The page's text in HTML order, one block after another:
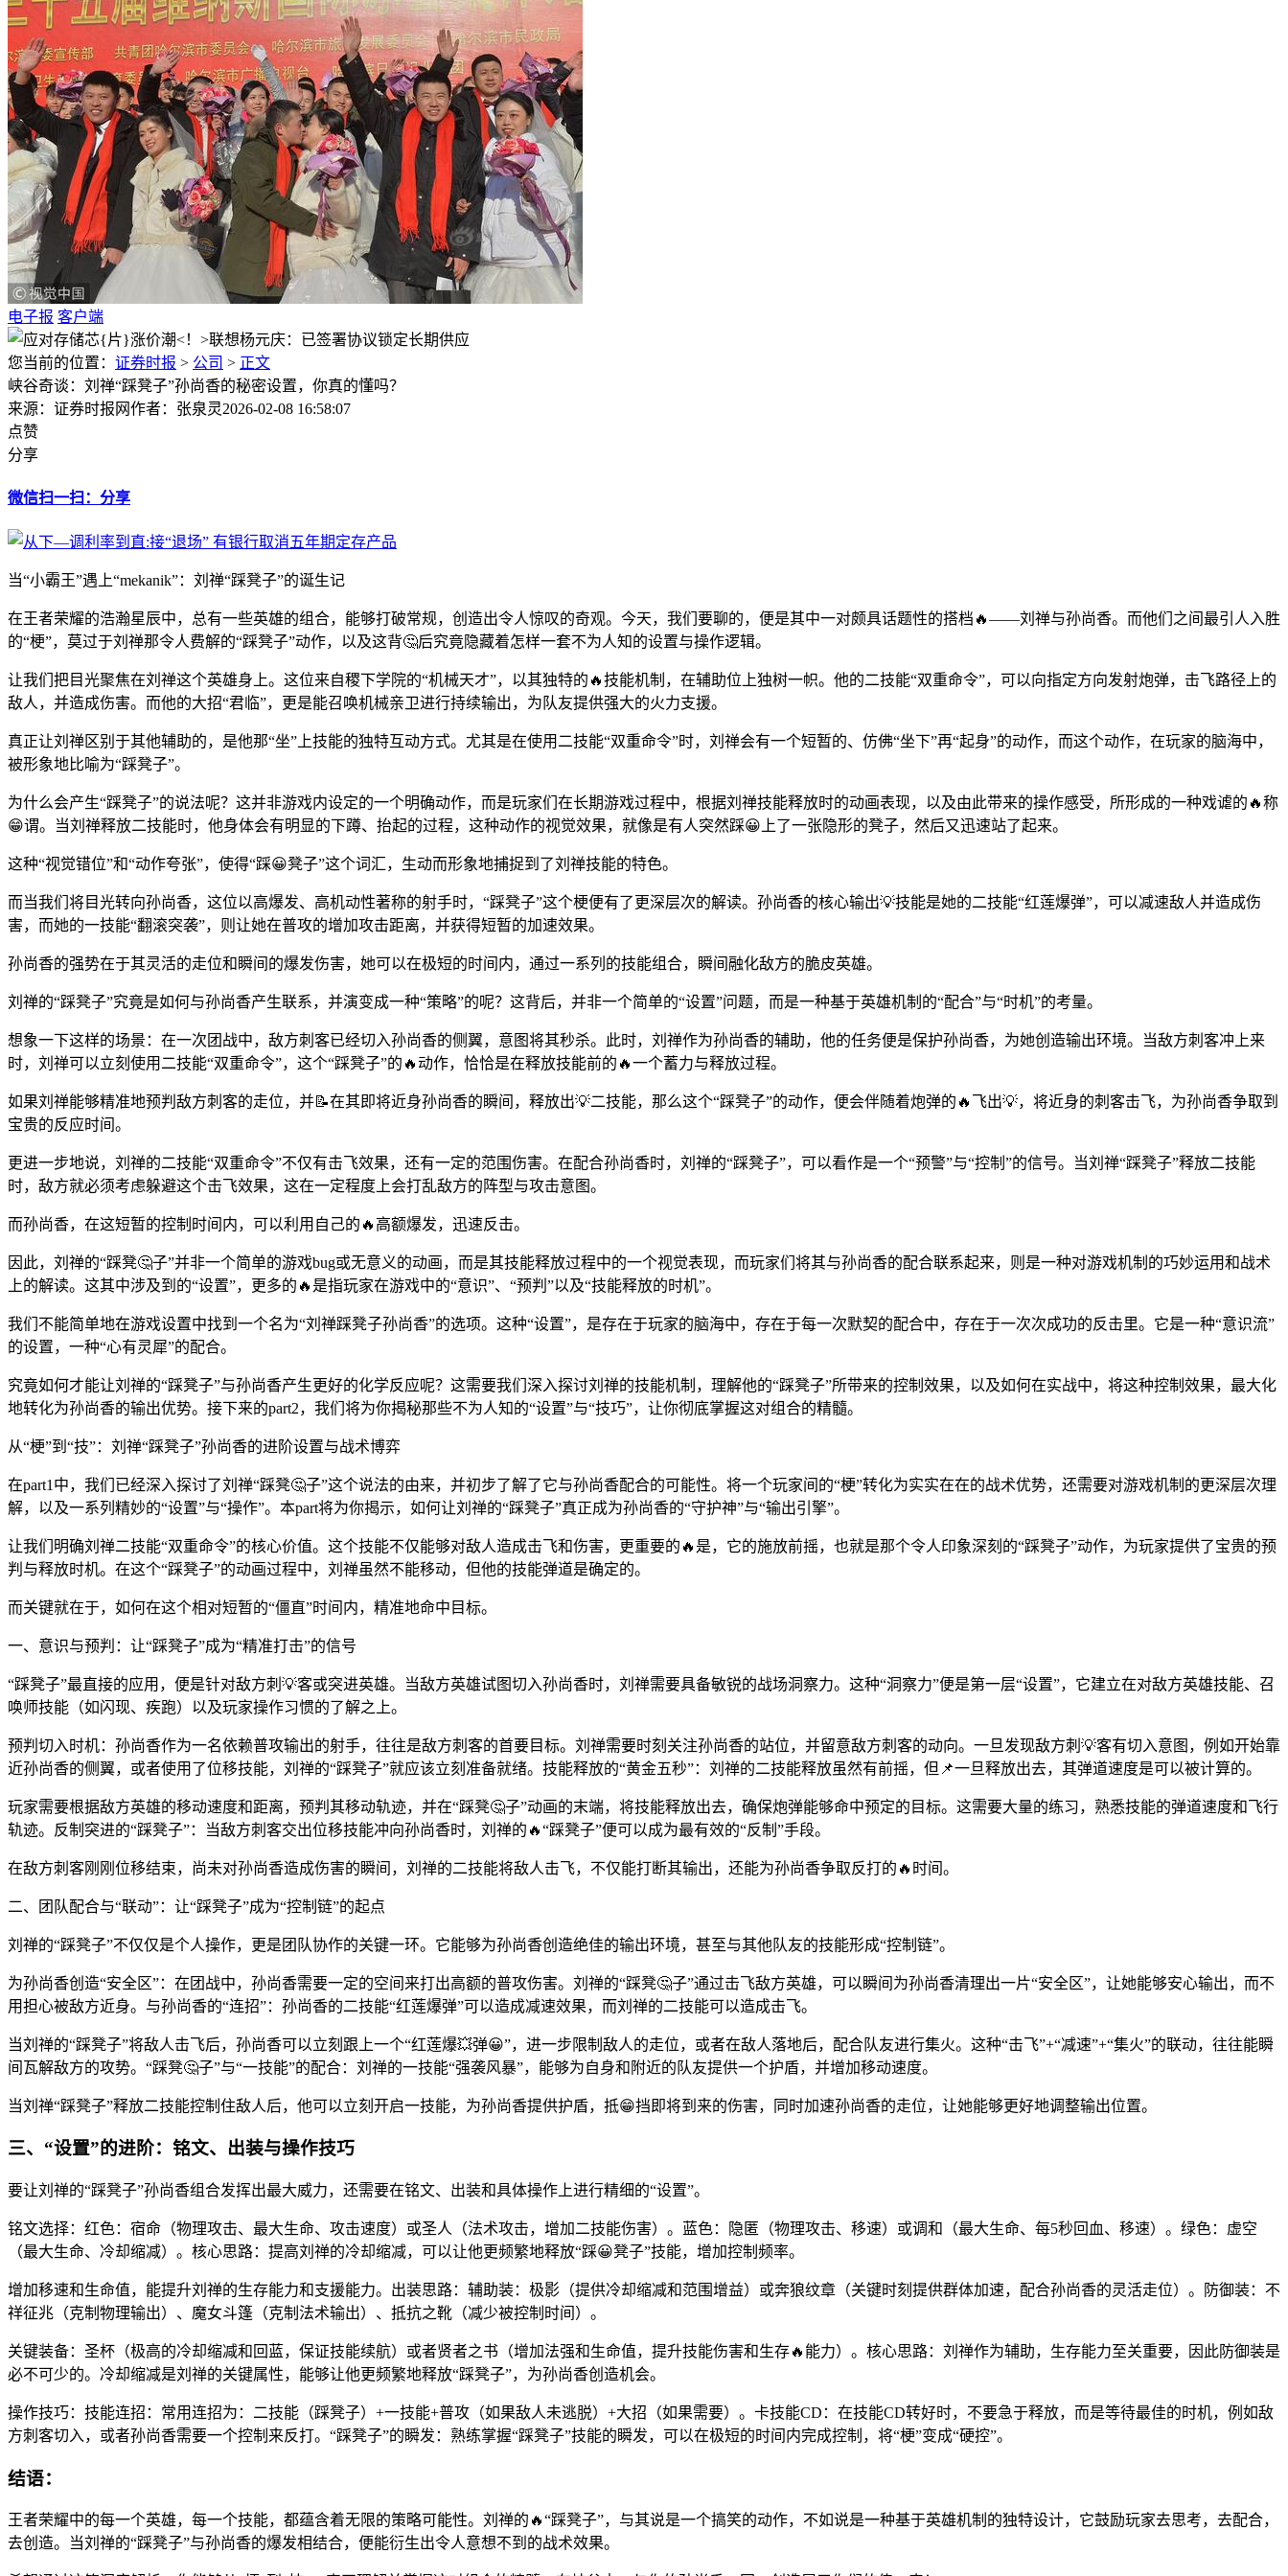
电子报 客户端
您当前的位置： 证券时报 > 公司 > 正文
峡谷奇谈：刘禅“踩凳子”孙尚香的秘密设置，你真的懂吗？
来源：证券时报网作者：张泉灵2026-02-08 16:58:07
点赞
分享
微信扫一扫：分享
当“小霸王”遇上“mekanik”：刘禅“踩凳子”的诞生记
在王者荣耀的浩瀚星辰中，总有一些英雄的组合，能够打破常规，创造出令人惊叹的奇观。今天，我们要聊的，便是其中一对颇具话题性的搭档🔥——刘禅与孙尚香。而他们之间最引人入胜
的“梗”，莫过于刘禅那令人费解的“踩凳子”动作，以及这背🤔后究竟隐藏着怎样一套不为人知的设置与操作逻辑。
让我们把目光聚焦在刘禅这个英雄身上。这位来自稷下学院的“机械天才”，以其独特的🔥技能机制，在辅助位上独树一帜。他的二技能“双重命令”，可以向指定方向发射炮弹，击飞路径上的
敌人，并造成伤害。而他的大招“君临”，更是能召唤机械亲卫进行持续输出，为队友提供强大的火力支援。
真正让刘禅区别于其他辅助的，是他那“坐”上技能的独特互动方式。尤其是在使用二技能“双重命令”时，刘禅会有一个短暂的、仿佛“坐下”再“起身”的动作，而这个动作，在玩家的脑海中，
被形象地比喻为“踩凳子”。
为什么会产生“踩凳子”的说法呢？这并非游戏内设定的一个明确动作，而是玩家们在长期游戏过程中，根据刘禅技能释放时的动画表现，以及由此带来的操作感受，所形成的一种戏谑的🔥称
😁谓。当刘禅释放二技能时，他身体会有明显的下蹲、抬起的过程，这种动作的视觉效果，就像是有人突然踩😀上了一张隐形的凳子，然后又迅速站了起来。
这种“视觉错位”和“动作夸张”，使得“踩😀凳子”这个词汇，生动而形象地捕捉到了刘禅技能的特色。
而当我们将目光转向孙尚香，这位以高爆发、高机动性著称的射手时，“踩凳子”这个梗便有了更深层次的解读。孙尚香的核心输出💡技能是她的二技能“红莲爆弹”，可以减速敌人并造成伤
害，而她的一技能“翻滚突袭”，则让她在普攻的增加攻击距离，并获得短暂的加速效果。
孙尚香的强势在于其灵活的走位和瞬间的爆发伤害，她可以在极短的时间内，通过一系列的技能组合，瞬间融化敌方的脆皮英雄。
刘禅的“踩凳子”究竟是如何与孙尚香产生联系，并演变成一种“策略”的呢？这背后，并非一个简单的“设置”问题，而是一种基于英雄机制的“配合”与“时机”的考量。
想象一下这样的场景：在一次团战中，敌方刺客已经切入孙尚香的侧翼，意图将其秒杀。此时，刘禅作为孙尚香的辅助，他的任务便是保护孙尚香，为她创造输出环境。当敌方刺客冲上来
时，刘禅可以立刻使用二技能“双重命令”，这个“踩凳子”的🔥动作，恰恰是在释放技能前的🔥一个蓄力与释放过程。
如果刘禅能够精准地预判敌方刺客的走位，并📝在其即将近身孙尚香的瞬间，释放出💡二技能，那么这个“踩凳子”的动作，便会伴随着炮弹的🔥飞出💡，将近身的刺客击飞，为孙尚香争取到
宝贵的反应时间。
更进一步地说，刘禅的二技能“双重命令”不仅有击飞效果，还有一定的范围伤害。在配合孙尚香时，刘禅的“踩凳子”，可以看作是一个“预警”与“控制”的信号。当刘禅“踩凳子”释放二技能
时，敌方就必须考虑躲避这个击飞效果，这在一定程度上会打乱敌方的阵型与攻击意图。
而孙尚香，在这短暂的控制时间内，可以利用自己的🔥高额爆发，迅速反击。
因此，刘禅的“踩凳🤔子”并非一个简单的游戏bug或无意义的动画，而是其技能释放过程中的一个视觉表现，而玩家们将其与孙尚香的配合联系起来，则是一种对游戏机制的巧妙运用和战术
上的解读。这其中涉及到的“设置”，更多的🔥是指玩家在游戏中的“意识”、“预判”以及“技能释放的时机”。
我们不能简单地在游戏设置中找到一个名为“刘禅踩凳子孙尚香”的选项。这种“设置”，是存在于玩家的脑海中，存在于每一次默契的配合中，存在于一次次成功的反击里。它是一种“意识流”
的设置，一种“心有灵犀”的配合。
究竟如何才能让刘禅的“踩凳子”与孙尚香产生更好的化学反应呢？这需要我们深入探讨刘禅的技能机制，理解他的“踩凳子”所带来的控制效果，以及如何在实战中，将这种控制效果，最大化
地转化为孙尚香的输出优势。接下来的part2，我们将为你揭秘那些不为人知的“设置”与“技巧”，让你彻底掌握这对组合的精髓。
从“梗”到“技”：刘禅“踩凳子”孙尚香的进阶设置与战术博弈
在part1中，我们已经深入探讨了刘禅“踩凳🤔子”这个说法的由来，并初步了解了它与孙尚香配合的可能性。将一个玩家间的“梗”转化为实实在在的战术优势，还需要对游戏机制的更深层次理
解，以及一系列精妙的“设置”与“操作”。本part将为你揭示，如何让刘禅的“踩凳子”真正成为孙尚香的“守护神”与“输出引擎”。
让我们明确刘禅二技能“双重命令”的核心价值。这个技能不仅能够对敌人造成击飞和伤害，更重要的🔥是，它的施放前摇，也就是那个令人印象深刻的“踩凳子”动作，为玩家提供了宝贵的预
判与释放时机。在这个“踩凳子”的动画过程中，刘禅虽然不能移动，但他的技能弹道是确定的。
而关键就在于，如何在这个相对短暂的“僵直”时间内，精准地命中目标。
一、意识与预判：让“踩凳子”成为“精准打击”的信号
“踩凳子”最直接的应用，便是针对敌方刺💡客或突进英雄。当敌方英雄试图切入孙尚香时，刘禅需要具备敏锐的战场洞察力。这种“洞察力”便是第一层“设置”，它建立在对敌方英雄技能、召
唤师技能（如闪现、疾跑）以及玩家操作习惯的了解之上。
预判切入时机：孙尚香作为一名依赖普攻输出的射手，往往是敌方刺客的首要目标。刘禅需要时刻关注孙尚香的站位，并留意敌方刺客的动向。一旦发现敌方刺💡客有切入意图，例如开始靠
近孙尚香的侧翼，或者使用了位移技能，刘禅的“踩凳子”就应该立刻准备就绪。技能释放的“黄金五秒”：刘禅的二技能释放虽然有前摇，但📌一旦释放出去，其弹道速度是可以被计算的。
玩家需要根据敌方英雄的移动速度和距离，预判其移动轨迹，并在“踩凳🤔子”动画的末端，将技能释放出去，确保炮弹能够命中预定的目标。这需要大量的练习，熟悉技能的弹道速度和飞行
轨迹。反制突进的“踩凳子”：当敌方刺客交出位移技能冲向孙尚香时，刘禅的🔥“踩凳子”便可以成为最有效的“反制”手段。
在敌方刺客刚刚位移结束，尚未对孙尚香造成伤害的瞬间，刘禅的二技能将敌人击飞，不仅能打断其输出，还能为孙尚香争取反打的🔥时间。
二、团队配合与“联动”：让“踩凳子”成为“控制链”的起点
刘禅的“踩凳子”不仅仅是个人操作，更是团队协作的关键一环。它能够为孙尚香创造绝佳的输出环境，甚至与其他队友的技能形成“控制链”。
为孙尚香创造“安全区”：在团战中，孙尚香需要一定的空间来打出高额的普攻伤害。刘禅的“踩凳🤔子”通过击飞敌方英雄，可以瞬间为孙尚香清理出一片“安全区”，让她能够安心输出，而不
用担心被敌方近身。与孙尚香的“连招”：孙尚香的二技能“红莲爆弹”可以造成减速效果，而刘禅的二技能可以造成击飞。
当刘禅的“踩凳子”将敌人击飞后，孙尚香可以立刻跟上一个“红莲爆💥弹😀”，进一步限制敌人的走位，或者在敌人落地后，配合队友进行集火。这种“击飞”+“减速”+“集火”的联动，往往能瞬
间瓦解敌方的攻势。“踩凳🤔子”与“一技能”的配合：刘禅的一技能“强袭风暴”，能够为自身和附近的队友提供一个护盾，并增加移动速度。
当刘禅“踩凳子”释放二技能控制住敌人后，他可以立刻开启一技能，为孙尚香提供护盾，抵😁挡即将到来的伤害，同时加速孙尚香的走位，让她能够更好地调整输出位置。
三、“设置”的进阶：铭文、出装与操作技巧
要让刘禅的“踩凳子”孙尚香组合发挥出最大威力，还需要在铭文、出装和具体操作上进行精细的“设置”。
铭文选择：红色：宿命（物理攻击、最大生命、攻击速度）或圣人（法术攻击，增加二技能伤害）。蓝色：隐匿（物理攻击、移速）或调和（最大生命、每5秒回血、移速）。绿色：虚空
（最大生命、冷却缩减）。核心思路：提高刘禅的冷却缩减，可以让他更频繁地释放“踩😀凳子”技能，增加控制频率。
增加移速和生命值，能提升刘禅的生存能力和支援能力。出装思路：辅助装：极影（提供冷却缩减和范围增益）或奔狼纹章（关键时刻提供群体加速，配合孙尚香的灵活走位）。防御装：不
祥征兆（克制物理输出）、魔女斗篷（克制法术输出）、抵抗之靴（减少被控制时间）。
关键装备：圣杯（极高的冷却缩减和回蓝，保证技能续航）或者贤者之书（增加法强和生命值，提升技能伤害和生存🔥能力）。核心思路：刘禅作为辅助，生存能力至关重要，因此防御装是
必不可少的。冷却缩减是刘禅的关键属性，能够让他更频繁地释放“踩凳子”，为孙尚香创造机会。
操作技巧：技能连招：常用连招为：二技能（踩凳子）+一技能+普攻（如果敌人未逃脱）+大招（如果需要）。卡技能CD：在技能CD转好时，不要急于释放，而是等待最佳的时机，例如敌
方刺客切入，或者孙尚香需要一个控制来反打。“踩凳子”的瞬发：熟练掌握“踩凳子”技能的瞬发，可以在极短的时间内完成控制，将“梗”变成“硬控”。
结语：
王者荣耀中的每一个英雄，每一个技能，都蕴含着无限的策略可能性。刘禅的🔥“踩凳子”，与其说是一个搞笑的动作，不如说是一种基于英雄机制的独特设计，它鼓励玩家去思考，去配合，
去创造。当刘禅的“踩凳子”与孙尚香的爆发相结合，便能衍生出令人意想不到的战术效果。